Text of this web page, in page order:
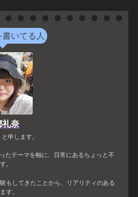
いてる人
礼奈
申します。
たテーマを軸に、日常にあるちょっと不
。
もしてきたことから、リアリティのある
す。